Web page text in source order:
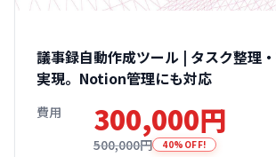
議事録自動作成ツール | タスク整理
実現。Notion管理にも対応
費用 300,000円
500,000円 40%OFF!